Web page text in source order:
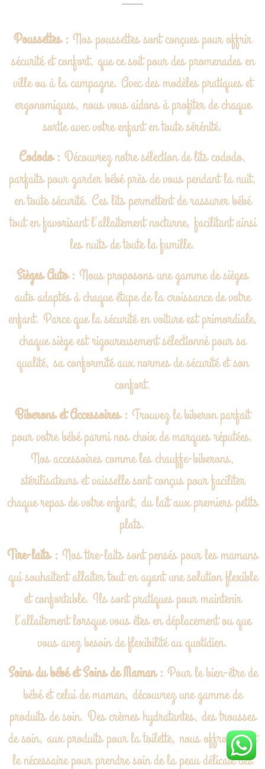
Poussettes : Nos poussettes sont conçues pour offrir
sécurité et confort, que ce soit pour des promenades en
ville ou à la campagne. Avec des modèles pratiques et
ergonomiques, nous vous aidons à profiter de chaque
sortie avec votre enfant en toute sérénité.
Cododo : Découvrez notre sélection de lits cododo,
parfaits pour garder bébé près de vous pendant la nuit,
en toute sécurité. Ces lits permettent de rassurer bébé
tout en favorisant l’allaitement nocturne, facilitant ainsi
les nuits de toute la famille.
Sièges Auto : Nous proposons une gamme de sièges
auto adaptés à chaque étape de la croissance de votre
enfant. Parce que la sécurité en voiture est primordiale,
chaque siège est rigoureusement sélectionné pour sa
qualité, sa conformité aux normes de sécurité et son
confort.
Biberons et Accessoires : Trouvez le biberon parfait
pour votre bébé parmi nos choix de marques réputées.
Nos accessoires comme les chauffe-biberons,
stérilisateurs et vaisselle sont conçus pour faciliter
chaque repas de votre enfant, du lait aux premiers petits
plats.
Tire-laits : Nos tire-laits sont pensés pour les mamans
qui souhaitent allaiter tout en ayant une solution flexible
et confortable. Ils sont pratiques pour maintenir
l’allaitement lorsque vous êtes en déplacement ou que
vous avez besoin de flexibilité au quotidien.
Soins du bébé et Soins de Maman : Pour le bien-être de
bébé et celui de maman, découvrez une gamme de
produits de soin. Des crèmes hydratantes, des trousses
de soin, aux produits pour la toilette, nous offrons tout
le nécessaire pour prendre soin de la peau délicate des